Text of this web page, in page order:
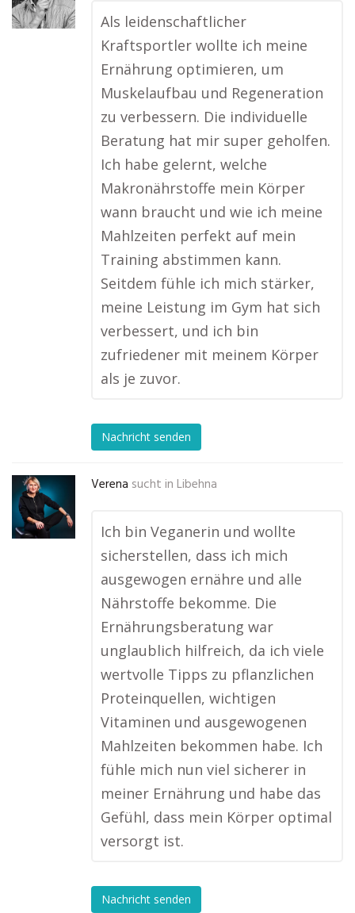
Als leidenschaftlicher
Kraftsportler wollte ich meine
Ernährung optimieren, um
Muskelaufbau und Regeneration
zu verbessern. Die individuelle
Beratung hat mir super geholfen.
Ich habe gelernt, welche
Makronährstoffe mein Körper
wann braucht und wie ich meine
Mahlzeiten perfekt auf mein
Training abstimmen kann.
Seitdem fühle ich mich stärker,
meine Leistung im Gym hat sich
verbessert, und ich bin
zufriedener mit meinem Körper
als je zuvor.
Nachricht senden
Verena sucht in Libehna
Ich bin Veganerin und wollte
sicherstellen, dass ich mich
ausgewogen ernähre und alle
Nährstoffe bekomme. Die
Ernährungsberatung war
unglaublich hilfreich, da ich viele
wertvolle Tipps zu pflanzlichen
Proteinquellen, wichtigen
Vitaminen und ausgewogenen
Mahlzeiten bekommen habe. Ich
fühle mich nun viel sicherer in
meiner Ernährung und habe das
Gefühl, dass mein Körper optimal
versorgt ist.
Nachricht senden